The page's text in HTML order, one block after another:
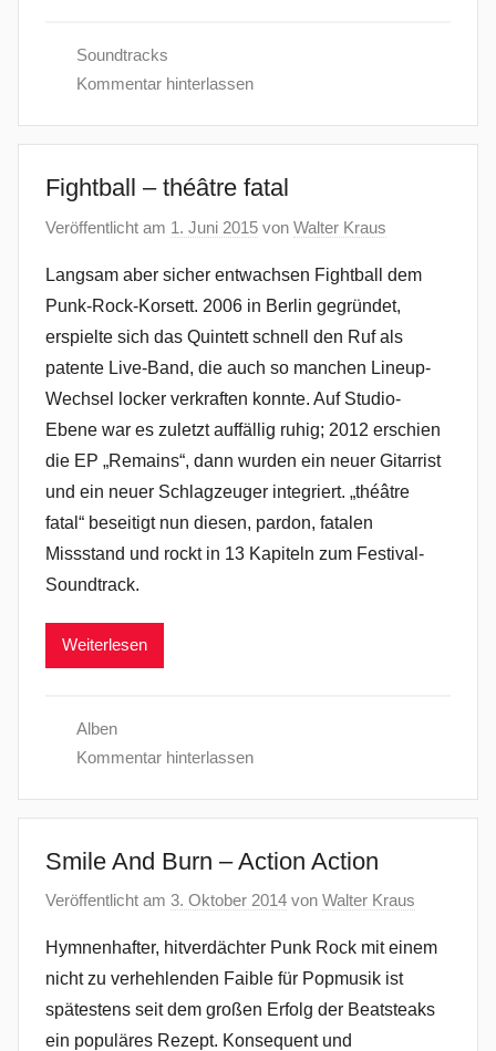
Soundtracks
Kommentar hinterlassen
Fightball – théâtre fatal
Veröffentlicht am 1. Juni 2015 von Walter Kraus
Langsam aber sicher entwachsen Fightball dem
Punk-Rock-Korsett. 2006 in Berlin gegründet,
erspielte sich das Quintett schnell den Ruf als
patente Live-Band, die auch so manchen Lineup-
Wechsel locker verkraften konnte. Auf Studio-
Ebene war es zuletzt auffällig ruhig; 2012 erschien
die EP „Remains“, dann wurden ein neuer Gitarrist
und ein neuer Schlagzeuger integriert. „théâtre
fatal“ beseitigt nun diesen, pardon, fatalen
Missstand und rockt in 13 Kapiteln zum Festival-
Soundtrack.
Weiterlesen
Alben
Kommentar hinterlassen
Smile And Burn – Action Action
Veröffentlicht am 3. Oktober 2014 von Walter Kraus
Hymnenhafter, hitverdächter Punk Rock mit einem
nicht zu verhehlenden Faible für Popmusik ist
spätestens seit dem großen Erfolg der Beatsteaks
ein populäres Rezept. Konsequent und